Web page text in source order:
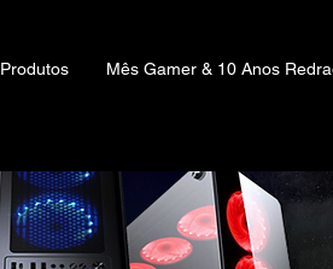
Produtos Mês Gamer & 10 Anos